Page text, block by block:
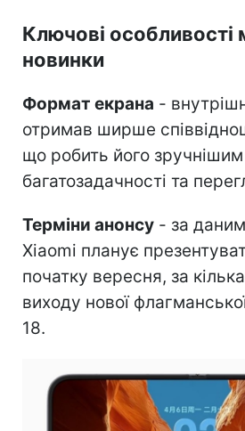
Ключові особливості
новинки
Формат екрана -
отримав ширше
що робить його
багатозадачності та
Терміни анонсу - за
Xiaomi планує
початку вересня, за
виходу нової
18.